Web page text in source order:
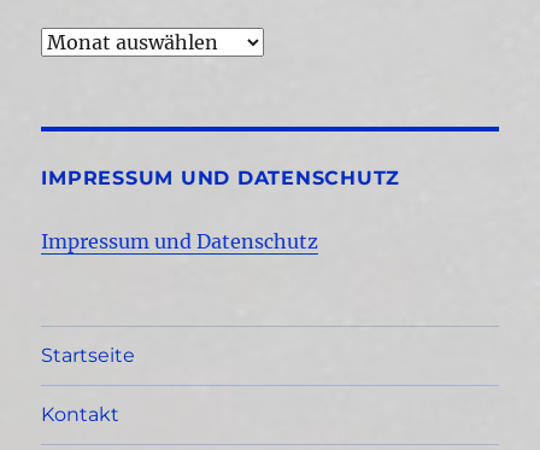
Archiv
IMPRESSUM UND DATENSCHUTZ
Impressum und Datenschutz
Startseite
Kontakt